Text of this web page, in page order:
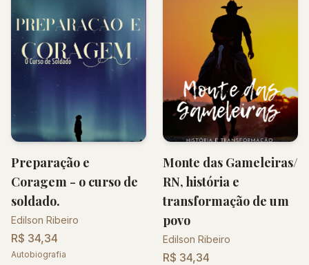
Preparação e
Coragem - o curso de
soldado.
Edilson Ribeiro
R$ 34,34
Autobiografia
Monte das Gameleiras/
RN, história e
transformação de um
povo
Edilson Ribeiro
R$ 34,34